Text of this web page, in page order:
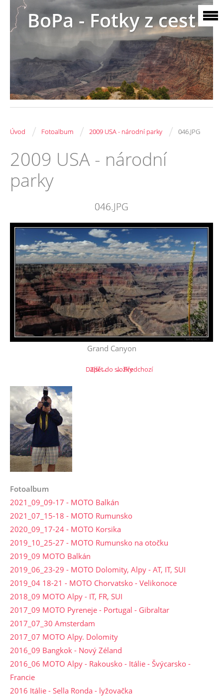
BoPa - Fotky z cest
Úvod / Fotoalbum / 2009 USA - národní parky / 046.JPG
2009 USA - národní
parky
046.JPG
Grand Canyon
← Předchozí
Další →
Zpět do složky
Fotoalbum
2021_09_09-17 - MOTO Balkán
2021_07_15-18 - MOTO Rumunsko
2020_09_17-24 - MOTO Korsika
2019_10_25-27 - MOTO Rumunsko na otočku
2019_09 MOTO Balkán
2019_06_23-29 - MOTO Dolomity, Alpy - AT, IT, SUI
2019_04 18-21 - MOTO Chorvatsko - Velikonoce
2018_09 MOTO Alpy - IT, FR, SUI
2017_09 MOTO Pyreneje - Portugal - Gibraltar
2017_07_30 Amsterdam
2017_07 MOTO Alpy. Dolomity
2016_09 Bangkok - Nový Zéland
2016_06 MOTO Alpy - Rakousko - Itálie - Švýcarsko -
Francie
2016 Itálie - Sella Ronda - lyžovačka